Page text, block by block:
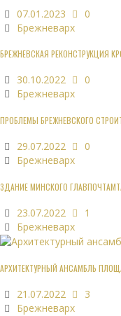
07.01.2023
0
Брежневарх
БРЕЖНЕВСКАЯ РЕКОНСТРУКЦИЯ
30.10.2022
0
Брежневарх
ПРОБЛЕМЫ БРЕЖНЕВСКОГО
29.07.2022
0
Брежневарх
ЗДАНИЕ МИНСКОГО
23.07.2022
1
Брежневарх
АРХИТЕКТУРНЫЙ АНСАМБЛЬ
21.07.2022
3
Брежневарх